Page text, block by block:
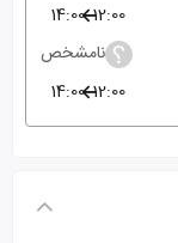
12:00
14:00
نامشخص
12:00
14:00